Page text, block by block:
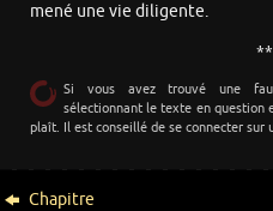
mené une vie diligente.
Si vous avez trouvé une
sélectionnant le texte en question
plaît. Il est conseillé de se connecter sur
Chapitre